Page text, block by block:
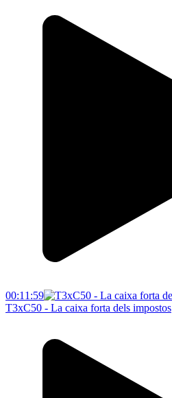
00:11:59
T3xC50 - La caixa forta dels impostos